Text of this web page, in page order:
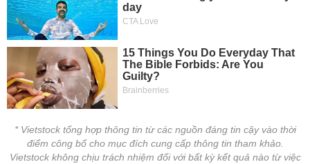
* Vietstock tổng hợp thông tin từ các nguồn đáng tin cậy vào thời
điểm công bố cho mục đích cung cấp thông tin tham khảo.
Vietstock không chịu trách nhiệm đối với bất kỳ kết quả nào từ việc